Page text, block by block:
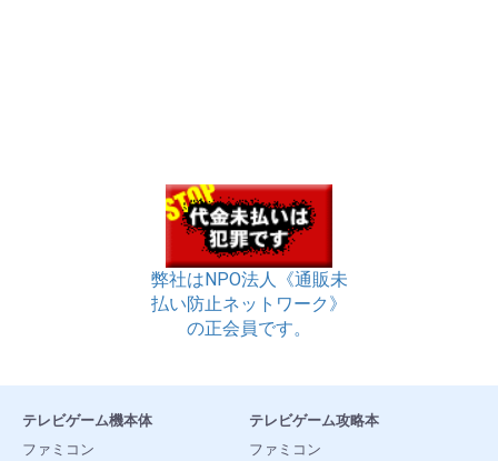
弊社はNPO法人《通販未
払い防止ネットワーク》
の正会員です。
テレビゲーム機本体
ファミコン
テレビゲーム攻略本
ファミコン